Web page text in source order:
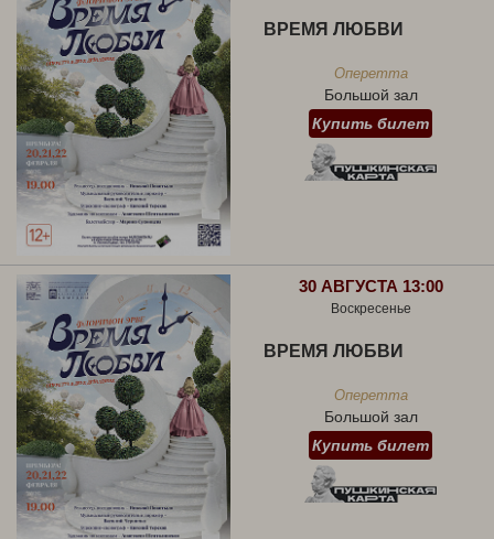
ВРЕМЯ ЛЮБВИ
Оперетта
Большой зал
Купить билет
30 АВГУСТА 13:00
Воскресенье
ВРЕМЯ ЛЮБВИ
Оперетта
Большой зал
Купить билет